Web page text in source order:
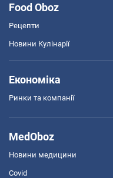
Food Oboz
Рецепти
Новини Кулінарії
Економіка
Ринки та компанії
MedOboz
Новини медицини
Covid